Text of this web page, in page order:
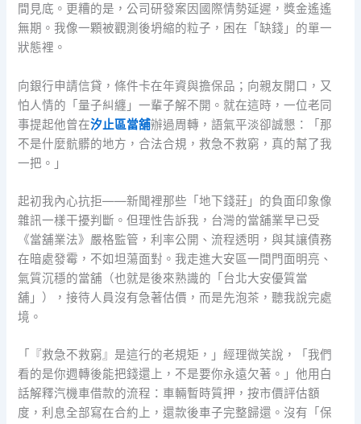
間見底。更糟的是，公司研發案因國際情勢延遲，獎金遙遙
無期。我像一顆被觀測後坍縮的粒子，困在「缺錢」的單一
狀態裡。
向銀行申請信貸，條件卡在年資與擔保品；向親友開口，又
怕人情的「量子糾纏」一輩子解不開。就在這時，一位老同
事提起他曾在汐止區當舖辦過周轉，語氣平淡卻誠懇：「那
不是什麼骯髒的地方，合法合規，救急不救窮，真的幫了我
一把。」
起初我內心抗拒——新聞裡那些「地下錢莊」的負面印象像
雜訊一樣干擾判斷。但理性告訴我，台灣的當舖業早已受
《當舖業法》嚴格監管，利率公開、流程透明，與其讓債務
在暗處發霉，不如坦蕩面對。我走進大安區一間門面明亮、
氣質沉穩的當舖（也就是後來熟識的「台北大安優質當
舖」），接待人員沒有急著估價，而是先泡茶，聽我說完處
境。
「『救急不救窮』是這行的老規矩，」經理微笑說，「我們
看的是你週轉後能把錢還上，不是要你永遠欠著。」他用白
話解釋汽機車借款的流程：車輛暫時質押，按市價評估額
度，利息全部寫在合約上，還款後車子完整歸還。沒有「保